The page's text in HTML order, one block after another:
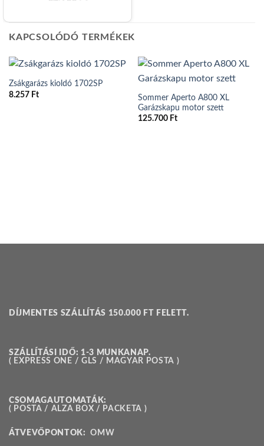
KAPCSOLÓDÓ TERMÉKEK
Zsákgarázs kioldó 1702SP
8.257 Ft
Sommer Aperto A800 XL
Garázskapu motor szett
125.700 Ft
DÍJMENTES SZÁLLÍTÁS 150.000 FT FELETT.
SZÁLLÍTÁSI IDŐ: 1-3 MUNKANAP.
( EXPRESS ONE / GLS / MAGYAR POSTA )
CSOMAGAUTOMATÁK:
( POSTA / ALZA BOX / PACKETA )
ÁTVEVŐPONTOK:OMW